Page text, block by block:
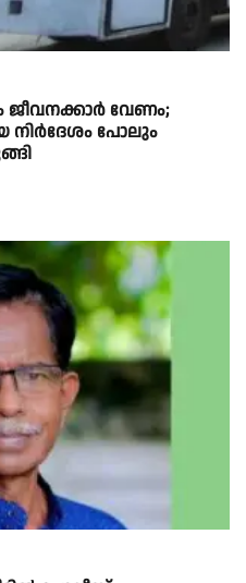
വേണം;
നിർദേശം പോലും